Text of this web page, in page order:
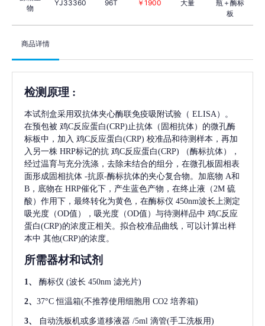
物
YJ33360 96T ￥1900 大量
瓶＋酶标
板
商品详情
检测原理 :
本试剂盒采用双抗体夹心酶联免疫吸附试验（ ELISA）。
在预包被 鸡C反应蛋白(CRP) 止抗体（固相抗体）的微孔酶
标板中，加入 鸡C反应蛋白(CRP) 校准品和待测样本，再加
入另一株 HRP标记的抗 鸡C反应蛋白(CRP)
（酶标抗体），
经过温育与充分洗涤，去除未结合的组分，在微孔板固相表
面形成固相抗体 -抗原-酶标抗体的夹心复合物。加底物 A和
B，底物在 HRP催化下，产生蓝色产物，在终止液（2M 硫
酸）作用下，最终转化为黄色，在酶标仪 450nm波长上测定
吸光度（OD值），吸光度（OD值）与待测样品中 鸡C反应
蛋白(CRP)的浓度正相关。拟合校准品曲线，可以计算出样
本中 其他(CRP)的浓度。
所需器材和试剂
1、 酶标仪 (波长 450nm 滤光片)
2、 37°C 恒温箱(不推荐使用细胞用 CO2 培养箱)
3、 自动洗板机或多道移液器 /5ml 滴管(手工洗板用)